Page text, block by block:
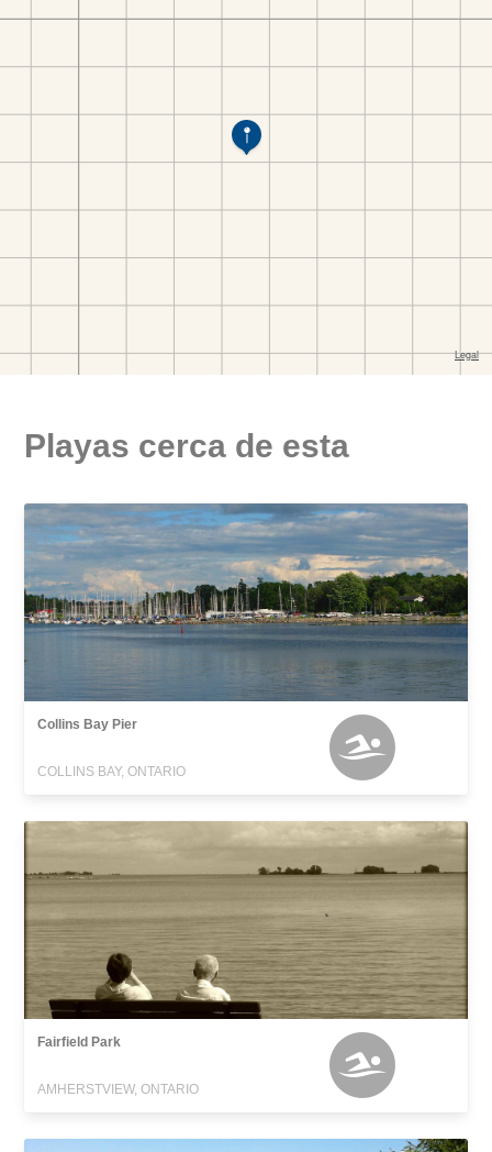
Playas cerca de esta
Collins Bay Pier
COLLINS BAY, ONTARIO
Fairfield Park
AMHERSTVIEW, ONTARIO